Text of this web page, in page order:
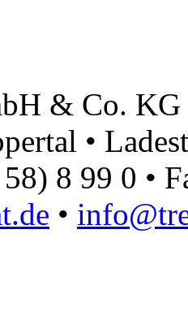
& Co. KG
•
8 99 0 •
•